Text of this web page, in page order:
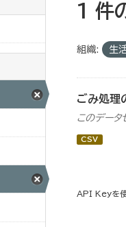
1 件
組織: 生
ごみ処理
このデータ
CSV
API Keyを使